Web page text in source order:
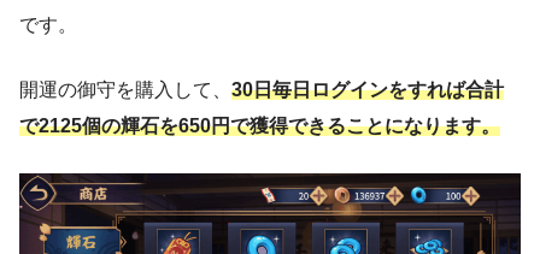
です。
開運の御守を購入して、 30日毎日ログインをすれば合計
で2125個の輝石を650円で獲得できることになります。